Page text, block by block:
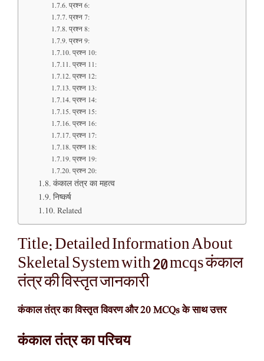
प्रश्न 6:
प्रश्न 7:
प्रश्न 8:
प्रश्न 9:
प्रश्न 10:
प्रश्न 11:
प्रश्न 12:
प्रश्न 13:
प्रश्न 14:
प्रश्न 15:
प्रश्न 16:
प्रश्न 17:
प्रश्न 18:
प्रश्न 19:
प्रश्न 20:
कंकाल तंत्र का महत्व
निष्कर्ष
Related
Title: Detailed Information About
Skeletal System with 20 mcqs कंकाल
तंत्र की विस्तृत जानकारी
कंकाल तंत्र का विस्तृत विवरण और 20 MCQs के साथ उत्तर
कंकाल तंत्र का परिचय